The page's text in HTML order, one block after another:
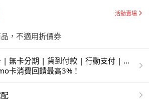
活動賣場
，不適用折價券
| 無卡分期 | 貨到付款 | 行動支付 | 超
| ATM | 銀聯卡
卡消費回饋最高3%！